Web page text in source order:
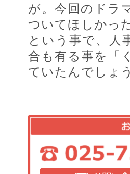
が。今回のドラ
ついてほしかっ
という事で、人
合も有る事を「
ていたんでしょ